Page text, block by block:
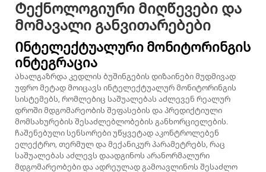
Ტექნოლოგიური მიღწევები და
მომავალი განვითარებები
Ინტელექტუალური მონიტორინგის
ინტეგრაცია
Ახალგაზრდა კედლის ბუშინგების დიზაინები მუდმივად
უფრო მეტად მოიცავს ინტელექტუალურ მონიტორინგის
სისტემებს, რომლებიც საშუალებას აძლევენ რეალურ
დროში მდგომარეობის შეფასების და პრედიქტიული
მომსახურების შესაძლებლობების განხორციელების.
ჩაშენებული სენსორები უწყვეტად აკონტროლებენ
ელექტრო, თერმულ და მექანიკურ პარამეტრებს, რაც
საშუალებას აძლევს დაადგინოს არანორმალური
მდგომარეობები და ადრეულად გამოავლინოს შესაძლო